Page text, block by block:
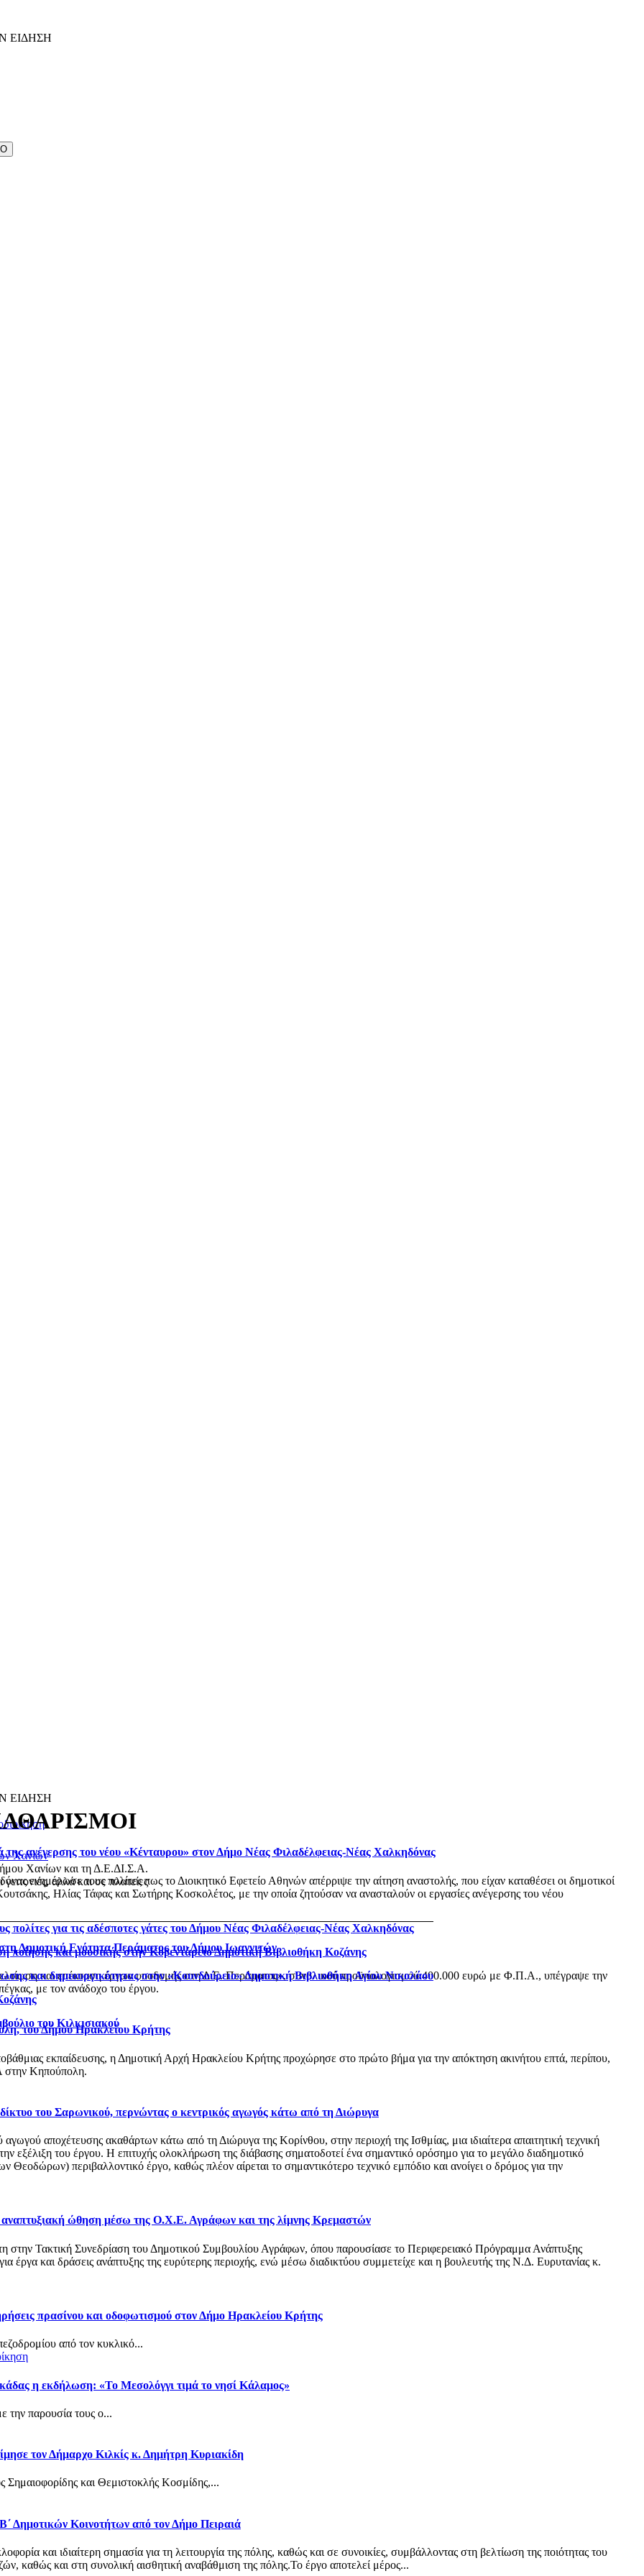
ΕΙΔΗΣΗ
ΕΙΔΗΣΗ
ανέγερσης του νέου «Κένταυρου» στον Δήμο Νέας Φιλαδέλφειας-Νέας Χαλκηδόνας
ενημέρωσε τους πολίτες πως το Διοικητικό Εφετείο Αθηνών απέρριψε την αίτηση αναστολής, που είχαν καταθέσει οι δημοτικοί
Ηλίας Τάφας και Σωτήρης Κοσκολέτος, με την οποία ζητούσαν να ανασταλούν οι εργασίες ανέγερσης του νέου
Δημοτική Ενότητα Περάματος του Δήμου Ιωαννιτών
και επέκταση έργων υποδομής στη Δ.Ε. Περάματος», συνολικού προϋπολογισμού 400.000 ευρώ με Φ.Π.Α., υπέγραψε την
με τον ανάδοχο του έργου.
του Δήμου Ηρακλείου Κρήτης
εκπαίδευσης, η Δημοτική Αρχή Ηρακλείου Κρήτης προχώρησε στο πρώτο βήμα για την απόκτηση ακινήτου επτά, περίπου,
Κηπούπολη.
του Σαρωνικού, περνώντας ο κεντρικός αγωγός κάτω από τη Διώρυγα
αποχέτευσης ακαθάρτων κάτω από τη Διώρυγα της Κορίνθου, στην περιοχή της Ισθμίας, μια ιδιαίτερα απαιτητική τεχνική
εξέλιξη του έργου. Η επιτυχής ολοκλήρωση της διάβασης σηματοδοτεί ένα σημαντικό ορόσημο για το μεγάλο διαδημοτικό
περιβαλλοντικό έργο, καθώς πλέον αίρεται το σημαντικότερο τεχνικό εμπόδιο και ανοίγει ο δρόμος για την
αναπτυξιακή ώθηση μέσω της Ο.Χ.Ε. Αγράφων και της λίμνης Κρεμαστών
στην Τακτική Συνεδρίαση του Δημοτικού Συμβουλίου Αγράφων, όπου παρουσίασε το Περιφερειακό Πρόγραμμα Ανάπτυξης
έργα και δράσεις ανάπτυξης της ευρύτερης περιοχής, ενώ μέσω διαδικτύου συμμετείχε και η βουλευτής της Ν.Δ. Ευρυτανίας κ.
πρασίνου και οδοφωτισμού στον Δήμο Ηρακλείου Κρήτης
από τον κυκλικό...
η εκδήλωση: «Το Μεσολόγγι τιμά το νησί Κάλαμος»
την παρουσία τους ο...
τον Δήμαρχο Κιλκίς κ. Δημήτρη Κυριακίδη
Σημαιοφορίδης και Θεμιστοκλής Κοσμίδης,...
Δημοτικών Κοινοτήτων από τον Δήμο Πειραιά
και ιδιαίτερη σημασία για τη λειτουργία της πόλης, καθώς και σε συνοικίες, συμβάλλοντας στη βελτίωση της ποιότητας του
καθώς και στη συνολική αισθητική αναβάθμιση της πόλης.Το έργο αποτελεί μέρος...
Χανίων
Χανίων και τη Δ.Ε.ΔΙ.Σ.Α.
αλλά και σε πλατείες
για τις αδέσποτες γάτες του Δήμου Νέας Φιλαδέλφειας-Νέας Χαλκηδόνας
και μουσικής στην Κοβεντάρειο Δημοτική Βιβλιοθήκη Κοζάνης
και δημιουργικότητας στην «Κουνδούρειο» Δημοτική Βιβλιοθήκη Αγίου Νικολάου
του Κιλκισιακού